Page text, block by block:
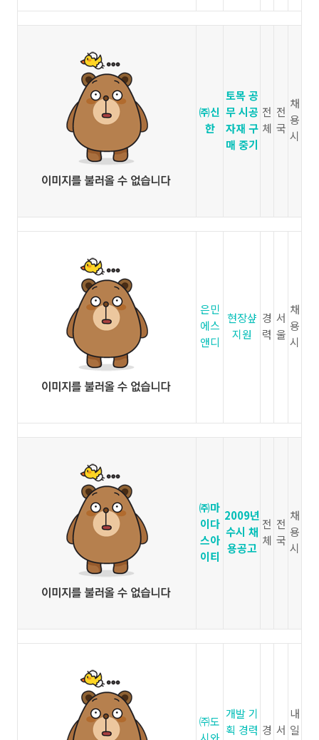
㈜신
한
토목 공
무 시공
자재 구
매 중기
전
체
전
국
채
용
시
은민
에스
앤디
현장샾
지원
경
력
서
울
채
용
시
㈜마
이다
스아
이티
2009년
수시 채
용공고
전
체
전
국
채
용
시
㈜도
개발 기
획 경력 경 서
내
일